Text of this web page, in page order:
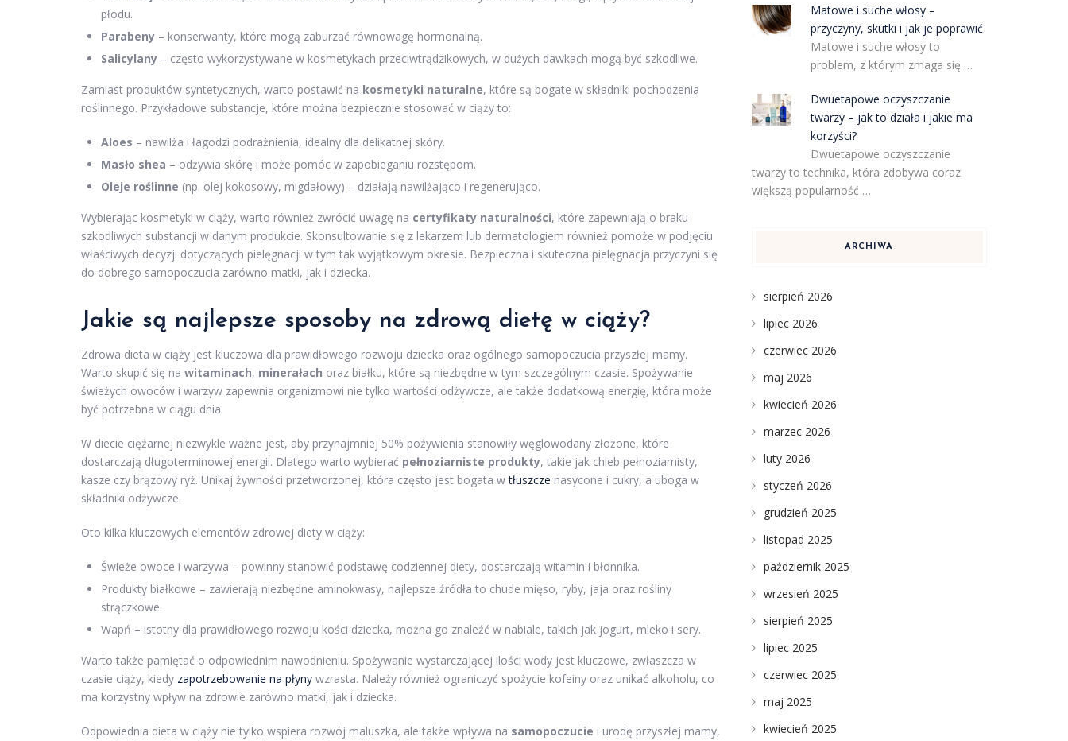
płodu.
Parabeny – konserwanty, które mogą zaburzać równowagę hormonalną.
Salicylany – często wykorzystywane w kosmetykach przeciwtrądzikowych, w dużych dawkach mogą być szkodliwe.
Zamiast produktów syntetycznych, warto postawić na kosmetyki naturalne, które są bogate w składniki pochodzenia
roślinnego. Przykładowe substancje, które można bezpiecznie stosować w ciąży to:
Aloes – nawilża i łagodzi podrażnienia, idealny dla delikatnej skóry.
Masło shea – odżywia skórę i może pomóc w zapobieganiu rozstępom.
Oleje roślinne (np. olej kokosowy, migdałowy) – działają nawilżająco i regenerująco.
Wybierając kosmetyki w ciąży, warto również zwrócić uwagę na certyfikaty naturalności, które zapewniają o braku
szkodliwych substancji w danym produkcie. Skonsultowanie się z lekarzem lub dermatologiem również pomoże w podjęciu
właściwych decyzji dotyczących pielęgnacji w tym tak wyjątkowym okresie. Bezpieczna i skuteczna pielęgnacja przyczyni się
do dobrego samopoczucia zarówno matki, jak i dziecka.
Jakie są najlepsze sposoby na zdrową dietę w ciąży?
Zdrowa dieta w ciąży jest kluczowa dla prawidłowego rozwoju dziecka oraz ogólnego samopoczucia przyszłej mamy.
Warto skupić się na witaminach, minerałach oraz białku, które są niezbędne w tym szczególnym czasie. Spożywanie
świeżych owoców i warzyw zapewnia organizmowi nie tylko wartości odżywcze, ale także dodatkową energię, która może
być potrzebna w ciągu dnia.
W diecie ciężarnej niezwykle ważne jest, aby przynajmniej 50% pożywienia stanowiły węglowodany złożone, które
dostarczają długoterminowej energii. Dlatego warto wybierać pełnoziarniste produkty, takie jak chleb pełnoziarnisty,
kasze czy brązowy ryż. Unikaj żywności przetworzonej, która często jest bogata wtłuszcze nasycone i cukry, a uboga w
składniki odżywcze.
Oto kilka kluczowych elementów zdrowej diety w ciąży:
Świeże owoce i warzywa – powinny stanowić podstawę codziennej diety, dostarczają witamin i błonnika.
Produkty białkowe – zawierają niezbędne aminokwasy, najlepsze źródła to chude mięso, ryby, jaja oraz rośliny
strączkowe.
Wapń – istotny dla prawidłowego rozwoju kości dziecka, można go znaleźć w nabiale, takich jak jogurt, mleko i sery.
Warto także pamiętać o odpowiednim nawodnieniu. Spożywanie wystarczającej ilości wody jest kluczowe, zwłaszcza w
czasie ciąży, kiedy zapotrzebowanie na płyny wzrasta. Należy również ograniczyć spożycie kofeiny oraz unikać alkoholu, co
ma korzystny wpływ na zdrowie zarówno matki, jak i dziecka.
Odpowiednia dieta w ciąży nie tylko wspiera rozwój maluszka, ale także wpływa na samopoczucie i urodę przyszłej mamy,
Matowe i suche włosy –
przyczyny, skutki i jak je poprawić
Matowe i suche włosy to
problem, z którym zmaga się …
Dwuetapowe oczyszczanie
twarzy – jak to działa i jakie ma
korzyści?
Dwuetapowe oczyszczanie
twarzy to technika, która zdobywa coraz
większą popularność …
ARCHIWA
sierpień 2026
lipiec 2026
czerwiec 2026
maj 2026
kwiecień 2026
marzec 2026
luty 2026
styczeń 2026
grudzień 2025
listopad 2025
październik 2025
wrzesień 2025
sierpień 2025
lipiec 2025
czerwiec 2025
maj 2025
kwiecień 2025